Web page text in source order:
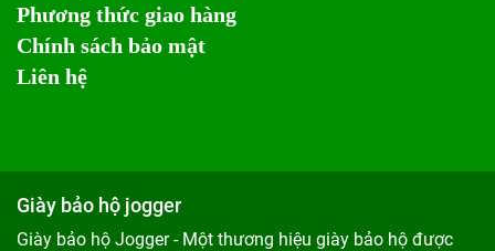
Giày bảo hộ jogger
Giày bảo hộ Jogger - Một thương hiệu giày bảo hộ được
Phương thức giao hàng
Chính sách bảo mật
Liên hệ